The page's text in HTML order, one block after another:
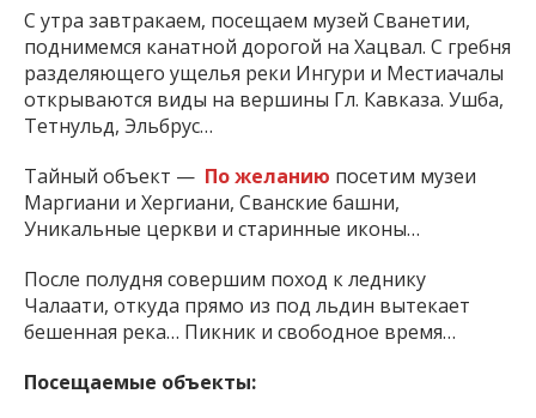
С утра завтракаем, посещаем музей Сванетии,
поднимемся канатной дорогой на Хацвал. С гребня
разделяющего ущелья реки Ингури и Местиачалы
открываются виды на вершины Гл. Кавказа. Ушба,
Тетнульд, Эльбрус…
Тайный объект — По желанию посетим музеи
Маргиани и Хергиани, Сванские башни,
Уникальные церкви и старинные иконы…
После полудня совершим поход к леднику
Чалаати, откуда прямо из под льдин вытекает
бешенная река… Пикник и свободное время…
Посещаемые объекты: